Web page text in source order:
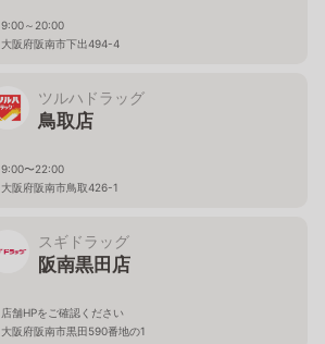
9:00～20:00
大阪府阪南市下出494-4
ツルハドラッグ
鳥取店
9:00〜22:00
大阪府阪南市鳥取426-1
スギドラッグ
阪南黒田店
店舗HPをご確認ください
大阪府阪南市黒田590番地の1